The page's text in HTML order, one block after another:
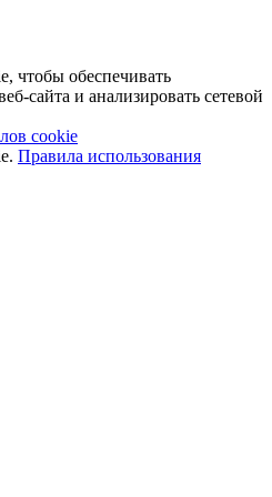
чтобы обеспечивать
сайта и анализировать сетевой
cookie
Правила использования